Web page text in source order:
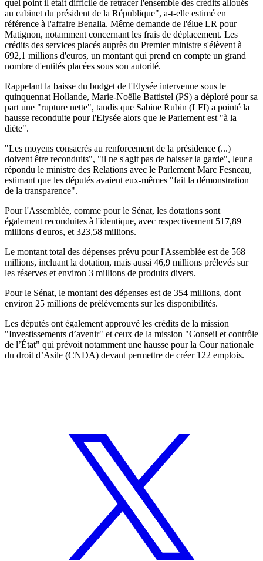
quel point il était difficile de retracer l'ensemble des crédits alloués
au cabinet du président de la République", a-t-elle estimé en
référence à l'affaire Benalla. Même demande de l'élue LR pour
Matignon, notamment concernant les frais de déplacement. Les
crédits des services placés auprès du Premier ministre s'élèvent à
692,1 millions d'euros, un montant qui prend en compte un grand
nombre d'entités placées sous son autorité.
Rappelant la baisse du budget de l'Elysée intervenue sous le
quinquennat Hollande, Marie-Noëlle Battistel (PS) a déploré pour sa
part une "rupture nette", tandis que Sabine Rubin (LFI) a pointé la
hausse reconduite pour l'Elysée alors que le Parlement est "à la
diète".
"Les moyens consacrés au renforcement de la présidence (...)
doivent être reconduits", "il ne s'agit pas de baisser la garde", leur a
répondu le ministre des Relations avec le Parlement Marc Fesneau,
estimant que les députés avaient eux-mêmes "fait la démonstration
de la transparence".
Pour l'Assemblée, comme pour le Sénat, les dotations sont
également reconduites à l'identique, avec respectivement 517,89
millions d'euros, et 323,58 millions.
Le montant total des dépenses prévu pour l'Assemblée est de 568
millions, incluant la dotation, mais aussi 46,9 millions prélevés sur
les réserves et environ 3 millions de produits divers.
Pour le Sénat, le montant des dépenses est de 354 millions, dont
environ 25 millions de prélèvements sur les disponibilités.
Les députés ont également approuvé les crédits de la mission
"Investissements d’avenir" et ceux de la mission "Conseil et contrôle
de l’État" qui prévoit notamment une hausse pour la Cour nationale
du droit d’Asile (CNDA) devant permettre de créer 122 emplois.